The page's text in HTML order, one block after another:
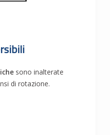
sono inalterate
di rotazione.